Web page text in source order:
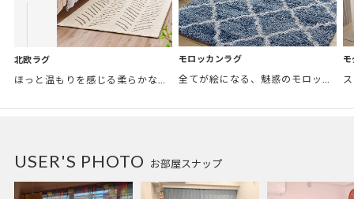
北欧ラグ モロッカンラグ
全てが絵になる、魅惑のモロッカンスタイル。トレンド感あふれるおしゃれな空間づくりに。
お部屋スナップ
USER'S PHOTO